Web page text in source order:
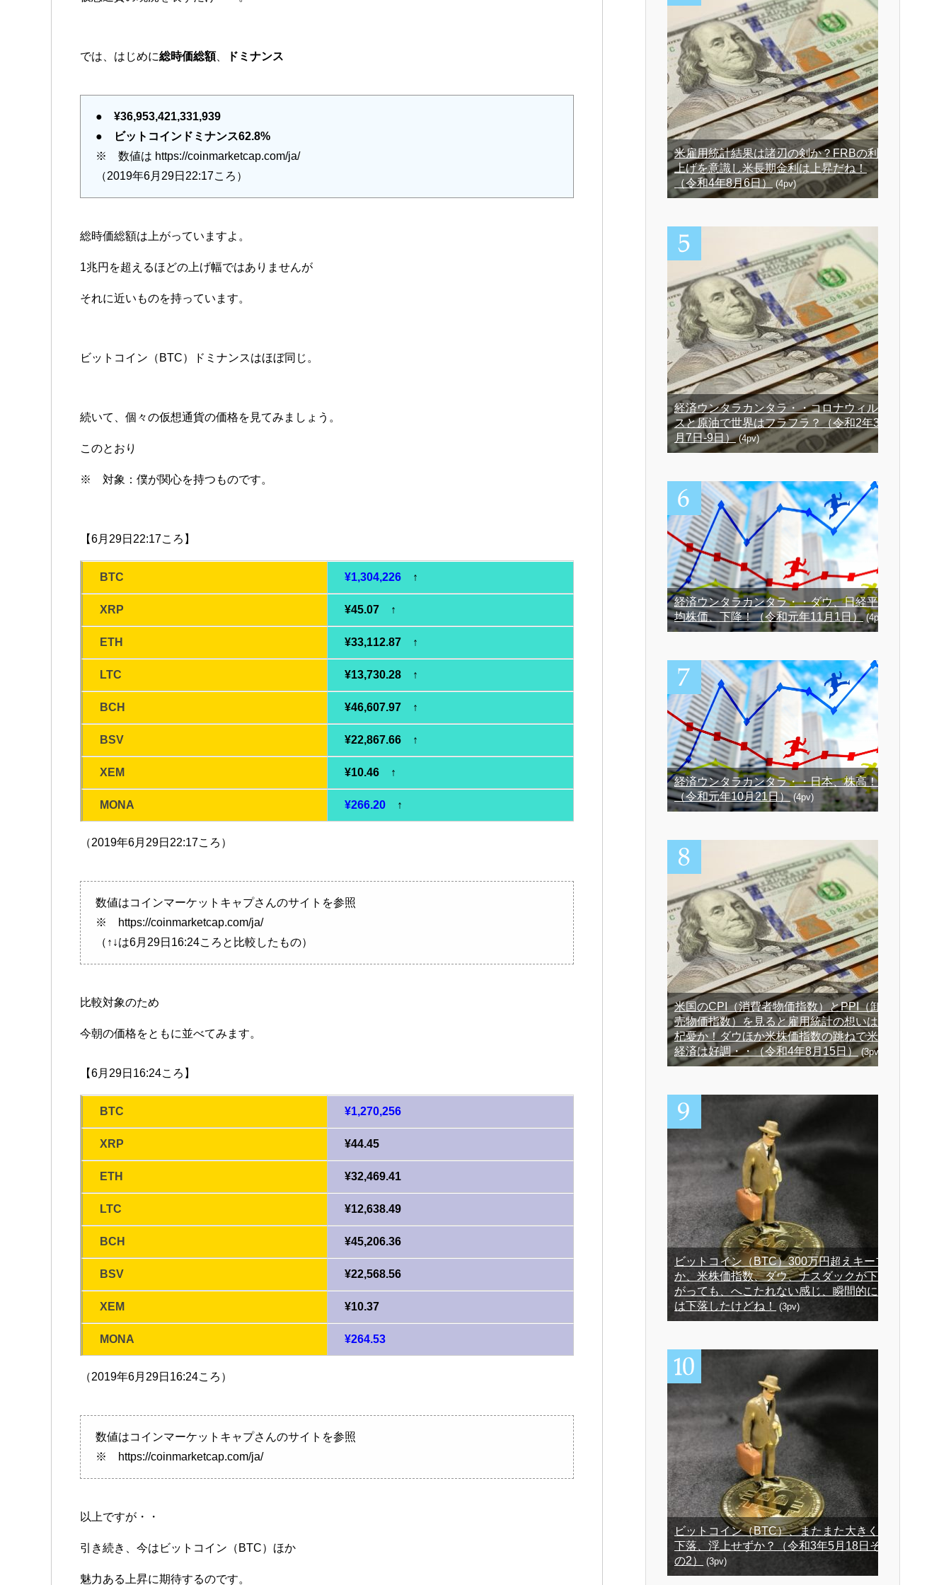
では、はじめに総時価総額、 ドミナンス
● ¥36,953,421,331,939
●
ビットコインドミナンス62.8%
※ 数値は https://coinmarketcap.com/ja/
（2019年6月29日22:17ころ）
総時価総額は上がっていますよ。
1兆円を超えるほどの上げ幅ではありませんが
それに近いものを持っています。
ビットコイン（BTC）ドミナンスはほぼ同じ。
続いて、個々の仮想通貨の価格を見てみましょう。
このとおり
※ 対象：僕が関心を持つものです。
【6月29日22:17ころ】
BTC ¥1,304,226 ↑
XRP ¥45.07 ↑
ETH ¥33,112.87 ↑
LTC ¥13,730.28 ↑
BCH ¥46,607.97 ↑
BSV ¥22,867.66 ↑
XEM ¥10.46 ↑
MONA ¥266.20 ↑
（2019年6月29日22:17ころ）
数値はコインマーケットキャプさんのサイトを参照
※ https://coinmarketcap.com/ja/
（↑↓は6月29日16:24ころと比較したもの）
比較対象のため
今朝の価格をともに並べてみます。
【6月29日16:24ころ】
BTC ¥1,270,256
XRP ¥44.45
ETH ¥32,469.41
LTC ¥12,638.49
BCH ¥45,206.36
BSV ¥22,568.56
XEM ¥10.37
MONA ¥264.53
（2019年6月29日16:24ころ）
数値はコインマーケットキャプさんのサイトを参照
※ https://coinmarketcap.com/ja/
以上ですが・・
引き続き、今はビットコイン（BTC）ほか
魅力ある上昇に期待するのです。
米雇用統計結果は諸刃の剣か？FRBの利
上げを意識し米長期金利は上昇だね！
（令和4年8月6日） (4pv)
経済ウンタラカンタラ・・コロナウィル
スと原油で世界はフラフラ？（令和2年3
月7日-9日）(4pv)
経済ウンタラカンタラ・・ダウ、日経平
均株価、下降！（令和元年11月1日）(4pv)
経済ウンタラカンタラ・・日本、株高！
（令和元年10月21日）(4pv)
米国のCPI（消費者物価指数）とPPI（卸
売物価指数）を見ると雇用統計の想いは
杞憂か！ダウほか米株価指数の跳ねで米
経済は好調・・（令和4年8月15日）(3pv)
ビットコイン（BTC）300万円超えキープ
か、米株価指数、ダウ、ナスダックが下
がっても、へこたれない感じ、瞬間的に
は下落したけどね！
(3pv)
ビットコイン（BTC）、またまた大きく
下落、浮上せずか？（令和3年5月18日そ
の2）
(3pv)